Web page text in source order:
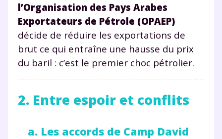
l’Organisation des Pays Arabes
Exportateurs de Pétrole (OPAEP)
décide de réduire les exportations de
brut ce qui entraîne une hausse du prix
du baril : c’est le premier choc pétrolier.
2. Entre espoir et conflits
a. Les accords de Camp David